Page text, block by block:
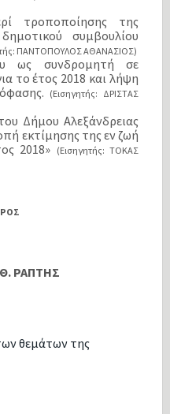
τροποποίησης της
συμβουλίου
ΠΑΝΤΟΠΟΥΛΟΣ ΑΘΑΝΑΣΙΟΣ)
ως συνδρομητή σε
το έτος 2018 και λήψη
(Εισηγητής: ΔΡΙΣΤΑΣ
Δήμου Αλεξάνδρειας
εκτίμησης της εν ζωή
2018» (Εισηγητής: ΤΟΚΑΣ
ΡΑΠΤΗΣ
θεμάτων της